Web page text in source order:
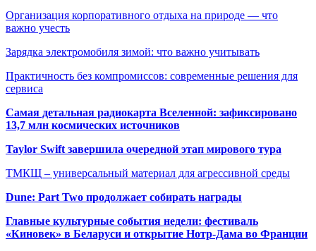
Организация корпоративного отдыха на природе — что
важно учесть
Зарядка электромобиля зимой: что важно учитывать
Практичность без компромиссов: современные решения для
сервиса
Самая детальная радиокарта Вселенной: зафиксировано
13,7 млн космических источников
Taylor Swift завершила очередной этап мирового тура
ТМКЩ – универсальный материал для агрессивной среды
Dune: Part Two продолжает собирать награды
Главные культурные события недели: фестиваль
«Киновек» в Беларуси и открытие Нотр-Дама во Франции